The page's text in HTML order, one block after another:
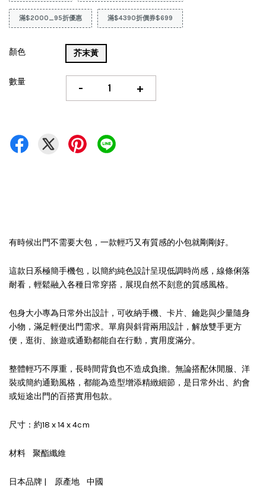
滿$2000_95折優惠 滿$4390折價券$699
顏色 芥末黃
數量 - +
有時候出門不需要大包，一款輕巧又有質感的小包就剛剛好。
這款日系極簡手機包，以簡約純色設計呈現低調時尚感，線條俐落
耐看，輕鬆融入各種日常穿搭，展現自然不刻意的質感風格。
包身大小專為日常外出設計，可收納手機、卡片、鑰匙與少量隨身
小物，滿足輕便出門需求。單肩與斜背兩用設計，解放雙手更方
便，逛街、旅遊或通勤都能自在行動，實用度滿分。
整體輕巧不厚重，長時間背負也不造成負擔。無論搭配休閒服、洋
裝或簡約通勤風格，都能為造型增添精緻細節，是日常外出、約會
或短途出門的百搭實用包款。
尺寸：約18 x 14 x 4cm
材料 聚酯纖維
日本品牌 | 原產地 中國